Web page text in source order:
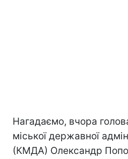
Нагадаємо, вчора
міської державної
(КМДА) Олександр